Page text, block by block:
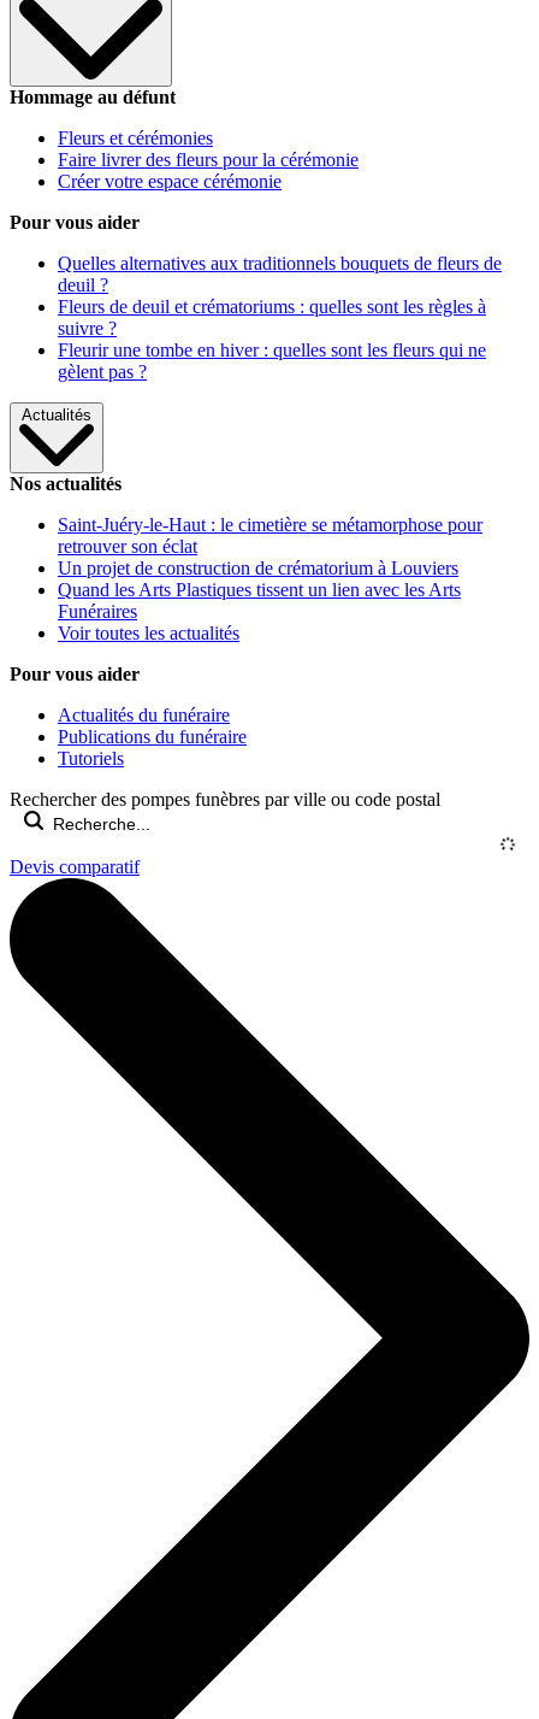
Hommage au défunt
Fleurs et cérémonies
Faire livrer des fleurs pour la cérémonie
Créer votre espace cérémonie
Pour vous aider
Quelles alternatives aux traditionnels bouquets de fleurs de
deuil ?
Fleurs de deuil et crématoriums : quelles sont les règles à
suivre ?
Fleurir une tombe en hiver : quelles sont les fleurs qui ne
gèlent pas ?
Actualités
Nos actualités
Saint-Juéry-le-Haut : le cimetière se métamorphose pour
retrouver son éclat
Un projet de construction de crématorium à Louviers
Quand les Arts Plastiques tissent un lien avec les Arts
Funéraires
Voir toutes les actualités
Pour vous aider
Actualités du funéraire
Publications du funéraire
Tutoriels
Rechercher des pompes funèbres par ville ou code postal
Devis comparatif